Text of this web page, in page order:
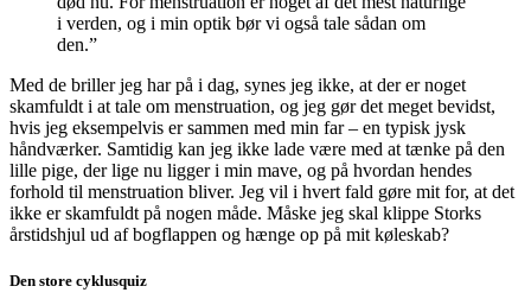
i verden, og i min optik bør vi også tale sådan om
den.”
Med de briller jeg har på i dag, synes jeg ikke, at der er noget
skamfuldt i at tale om menstruation, og jeg gør det meget bevidst,
hvis jeg eksempelvis er sammen med min far – en typisk jysk
håndværker. Samtidig kan jeg ikke lade være med at tænke på den
lille pige, der lige nu ligger i min mave, og på hvordan hendes
forhold til menstruation bliver. Jeg vil i hvert fald gøre mit for, at det
ikke er skamfuldt på nogen måde. Måske jeg skal klippe Storks
årstidshjul ud af bogflappen og hænge op på mit køleskab?
Den store cyklusquiz